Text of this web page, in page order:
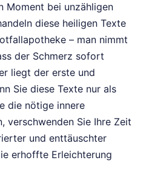
Moment bei unzähligen
diese heiligen Texte
– man nimmt
der Schmerz sofort
liegt der erste und
Sie diese Texte nur als
die nötige innere
verschwenden Sie Ihre Zeit
und enttäuschter
erhoffte Erleichterung